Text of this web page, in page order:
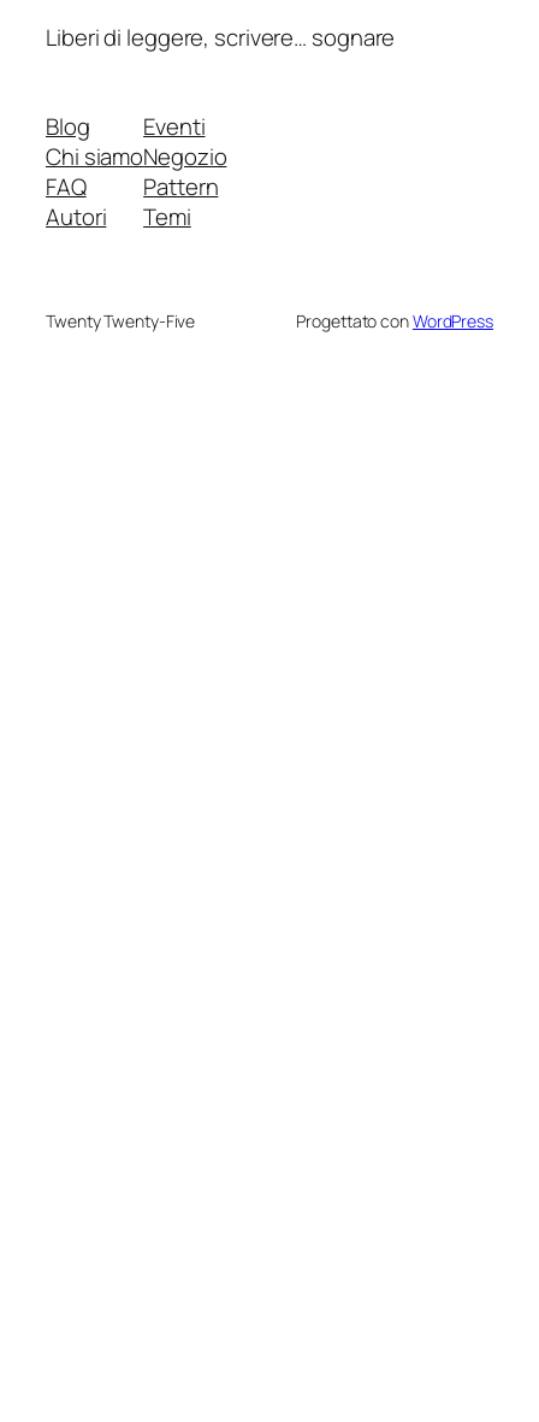
Liberi di leggere, scrivere… sognare
Blog
Chi siamo
FAQ
Autori
Eventi
Negozio
Pattern
Temi
Twenty Twenty-Five Progettato conWordPress